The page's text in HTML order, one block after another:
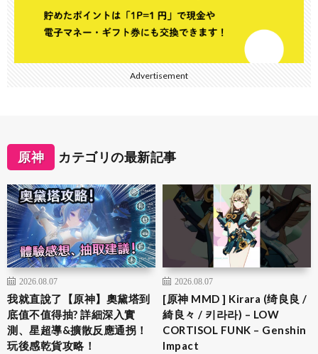
Advertisement
原神 カテゴリの最新記事
2026.08.07
我就直說了【原神】奧黛塔到
底值不值得抽? 詳細深入實
測、星超導&擴散反應通拐！
玩後感乾貨攻略！
2026.08.07
[原神 MMD ] Kirara (绮良良 /
綺良々 / 키라라) – LOW
CORTISOL FUNK – Genshin
Impact